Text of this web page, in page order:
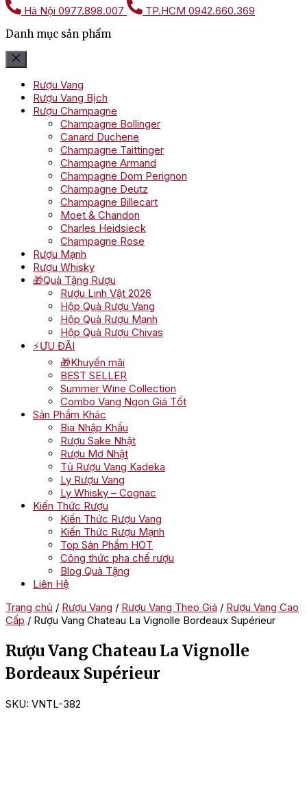
Hà Nội 0977.898.007 TP.HCM 0942.660.369
Danh mục sản phẩm
Rượu Vang
Rượu Vang Bịch
Rượu Champagne
Champagne Bollinger
Canard Duchene
Champagne Taittinger
Champagne Armand
Champagne Dom Perignon
Champagne Deutz
Champagne Billecart
Moet & Chandon
Charles Heidsieck
Champagne Rose
Rượu Mạnh
Rượu Whisky
🎁Quà Tặng Rượu
Rượu Linh Vật 2026
Hộp Quà Rượu Vang
Hộp Quà Rượu Mạnh
Hộp Quà Rượu Chivas
⚡ƯU ĐÃI
🎁Khuyến mãi
BEST SELLER
Summer Wine Collection
Combo Vang Ngon Giá Tốt
Sản Phẩm Khác
Bia Nhập Khẩu
Rượu Sake Nhật
Rượu Mơ Nhật
Tủ Rượu Vang Kadeka
Ly Rượu Vang
Ly Whisky – Cognac
Kiến Thức Rượu
Kiến Thức Rượu Vang
Kiến Thức Rượu Mạnh
Top Sản Phẩm HOT
Công thức pha chế rượu
Blog Quà Tặng
Liên Hệ
Trang chủ / Rượu Vang / Rượu Vang Theo Giá / Rượu Vang Cao
Cấp / Rượu Vang Chateau La Vignolle Bordeaux Supérieur
Rượu Vang Chateau La Vignolle
Bordeaux Supérieur
SKU: VNTL-382